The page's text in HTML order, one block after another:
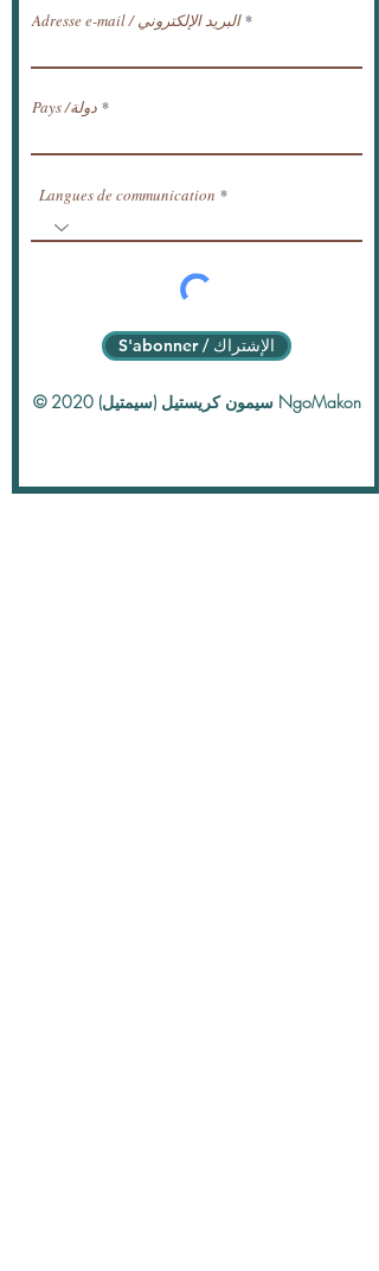
Adresse e-mail / البريد الإلكتروني
Pays /دولة
Langues de communication
S'abonner / الإشتراك
© 2020 سيمون كريستيل (سيمتيل) NgoMakon